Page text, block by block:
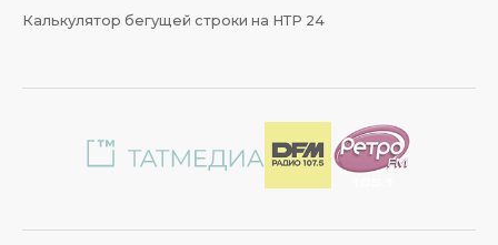
Калькулятор бегущей строки на НТР 24